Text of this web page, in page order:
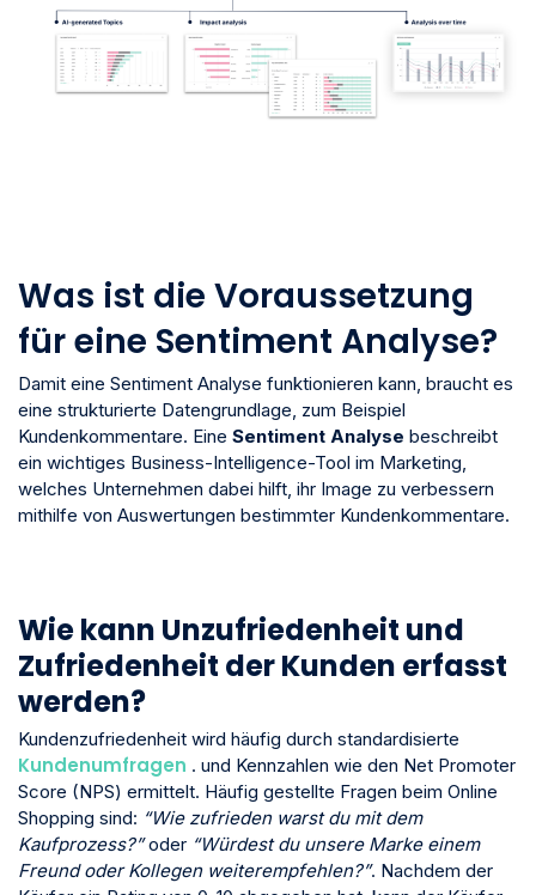
Was ist die Voraussetzung
für eine Sentiment Analyse?
Damit eine Sentiment Analyse funktionieren kann, braucht es
eine strukturierte Datengrundlage, zum Beispiel
Kundenkommentare. Eine Sentiment Analyse beschreibt
ein wichtiges Business-Intelligence-Tool im Marketing,
welches Unternehmen dabei hilft, ihr Image zu verbessern
mithilfe von Auswertungen bestimmter Kundenkommentare.
Wie kann Unzufriedenheit und
Zufriedenheit der Kunden erfasst
werden?
Kundenzufriedenheit wird häufig durch standardisierte
Kundenumfragen . und Kennzahlen wie den Net Promoter
Score (NPS) ermittelt. Häufig gestellte Fragen beim Online
Shopping sind: “Wie zufrieden warst du mit dem
Kaufprozess?”oder “Würdest du unsere Marke einem
Freund oder Kollegen weiterempfehlen?”. Nachdem der